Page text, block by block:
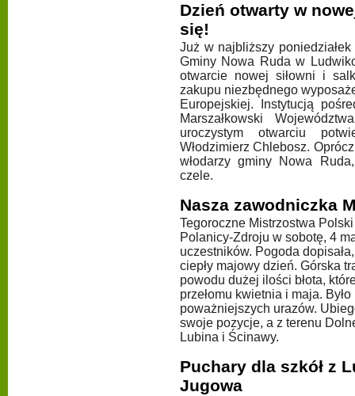
Dzień otwarty w
się!
Już w najbliższy
Gminy Nowa Ruda w
otwarcie nowej siłowni i
zakupu niezbędnego
Europejskiej. Instytucją
Marszałkowski
uroczystym otwarciu
Włodzimierz Chlebosz.
włodarzy gminy Nowa
czele.
Nasza zawodniczka
Tegoroczne Mistrzostwa
Polanicy-Zdroju w sobotę, 4
uczestników. Pogoda
ciepły majowy dzień. Górska
powodu dużej ilości błota,
przełomu kwietnia i maja.
poważniejszych urazów.
swoje pozycje, a z terenu
Lubina i Ścinawy.
Puchary dla szkół z
Jugowa